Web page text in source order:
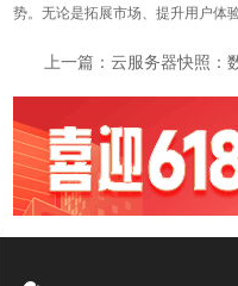
势。无论是拓展市场、提升用户体
上一篇： 云服务器快照：